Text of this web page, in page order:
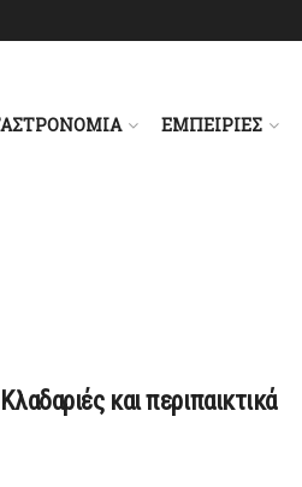
ΕΜΠΕΙΡΙΕΣ
και περιπαικτικά